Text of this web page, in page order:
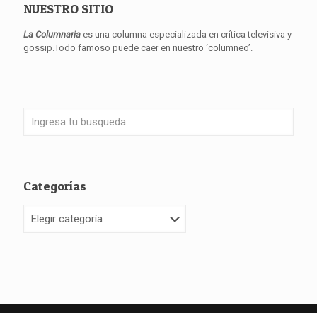
NUESTRO SITIO
La Columnaria es una columna especializada en crítica televisiva y
gossip.Todo famoso puede caer en nuestro ‘columneo’.
Categorías